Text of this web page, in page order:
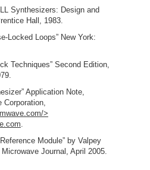
Synthesizers: Design and
Hall, 1983.
Locked Loops” New York:
Techniques” Second Edition,
Application Note,
Corporation,
>
.
Module” by Valpey
Journal, April 2005.